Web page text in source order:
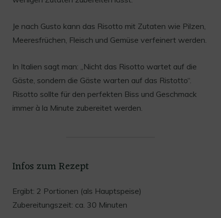
Je nach Gusto kann das Risotto mit Zutaten wie Pilzen,
Meeresfrüchen, Fleisch und Gemüse verfeinert werden.
In Italien sagt man: „Nicht das Risotto wartet auf die
Gäste, sondern die Gäste warten auf das Ristotto“.
Risotto sollte für den perfekten Biss und Geschmack
immer à la Minute zubereitet werden.
Infos zum Rezept
Ergibt: 2 Portionen (als Hauptspeise)
Zubereitungszeit: ca. 30 Minuten